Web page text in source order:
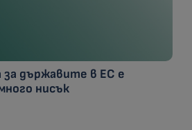
държавите в ЕС е
нисък